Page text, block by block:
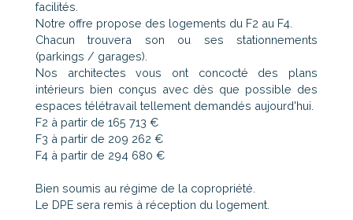
facilités.
Notre offre propose des logements du F2 au F4.
Chacun trouvera son ou ses stationnements
(parkings / garages).
Nos architectes vous ont concocté des plans
intérieurs bien conçus avec dès que possible des
espaces télétravail tellement demandés aujourd'hui.
F2 à partir de 165 713 €
F3 à partir de 209 262 €
F4 à partir de 294 680 €
Bien soumis au régime de la copropriété.
Le DPE sera remis à réception du logement.